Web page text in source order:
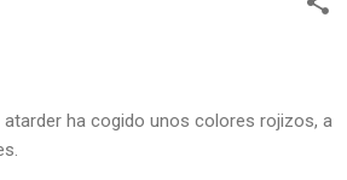
ha cogido unos colores rojizos, a